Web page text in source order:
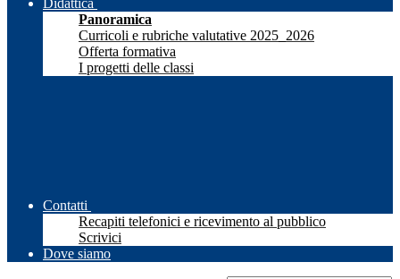
Didattica
Panoramica
Curricoli e rubriche valutative 2025_2026
Offerta formativa
I progetti delle classi
Contatti
Recapiti telefonici e ricevimento al pubblico
Scrivici
Dove siamo